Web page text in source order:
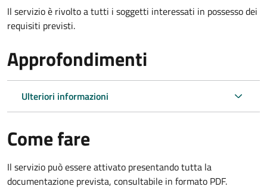
Il servizio è rivolto a tutti i soggetti interessati in possesso dei
requisiti previsti.
Approfondimenti
Ulteriori informazioni
Come fare
Il servizio può essere attivato presentando tutta la
documentazione prevista, consultabile in formato PDF.